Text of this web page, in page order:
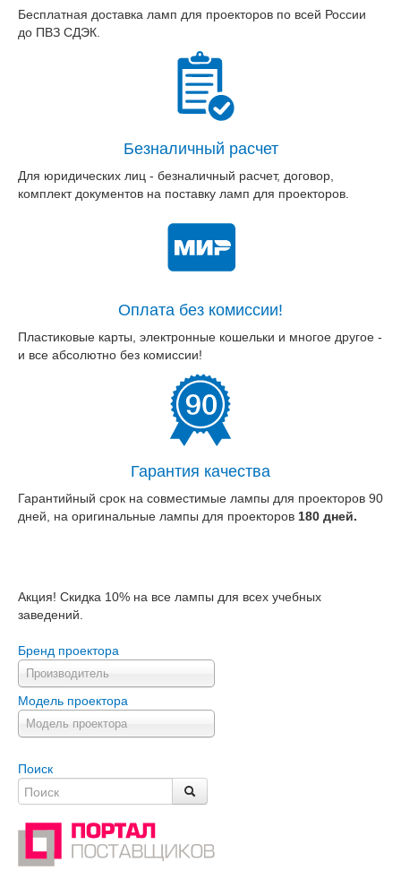
Бесплатная доставка ламп для проекторов по всей России
до ПВЗ СДЭК.
Безналичный расчет
Для юридических лиц - безналичный расчет, договор,
комплект документов на поставку ламп для проекторов.
Оплата без комиссии!
Пластиковые карты, электронные кошельки и многое другое -
и все абсолютно без комиссии!
Гарантия качества
Гарантийный срок на совместимые лампы для проекторов 90
дней, на оригинальные лампы для проекторов 180 дней.
Акция! Скидка 10% на все лампы для всех учебных
заведений.
Бренд проектора
Производитель
Модель проектора
Модель проектора
Поиск